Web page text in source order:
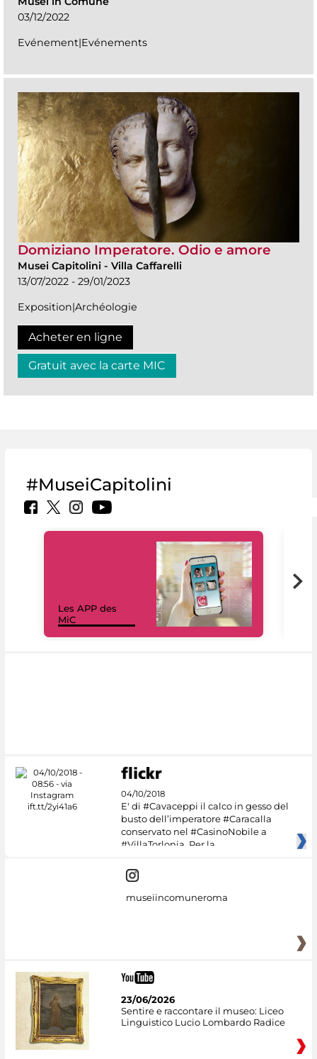
03/12/2022
Evénement|Evénements
Domiziano Imperatore. Odio e amore
Musei Capitolini - Villa Caffarelli
13/07/2022 - 29/01/2023
Exposition|Archéologie
Acheter en ligne
Gratuit avec la carte MIC
#MuseiCapitolini
Les APP des
MiC
04/10/2018
E' di #Cavaceppi il calco in gesso del
busto dell’imperatore #Caracalla
conservato nel #CasinoNobile a
#VillaTorlonia. Per la
museiincomuneroma
23/06/2026
Sentire e raccontare il museo: Liceo
Linguistico Lucio Lombardo Radice